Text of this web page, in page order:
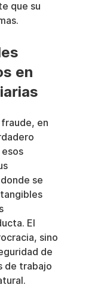
que su
en
en
se
El
sino
de
de trabajo